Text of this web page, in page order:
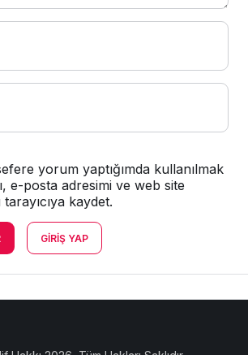
yorum yaptığımda kullanılmak
e-posta adresimi ve web site
kaydet.
GIRIŞ YAP